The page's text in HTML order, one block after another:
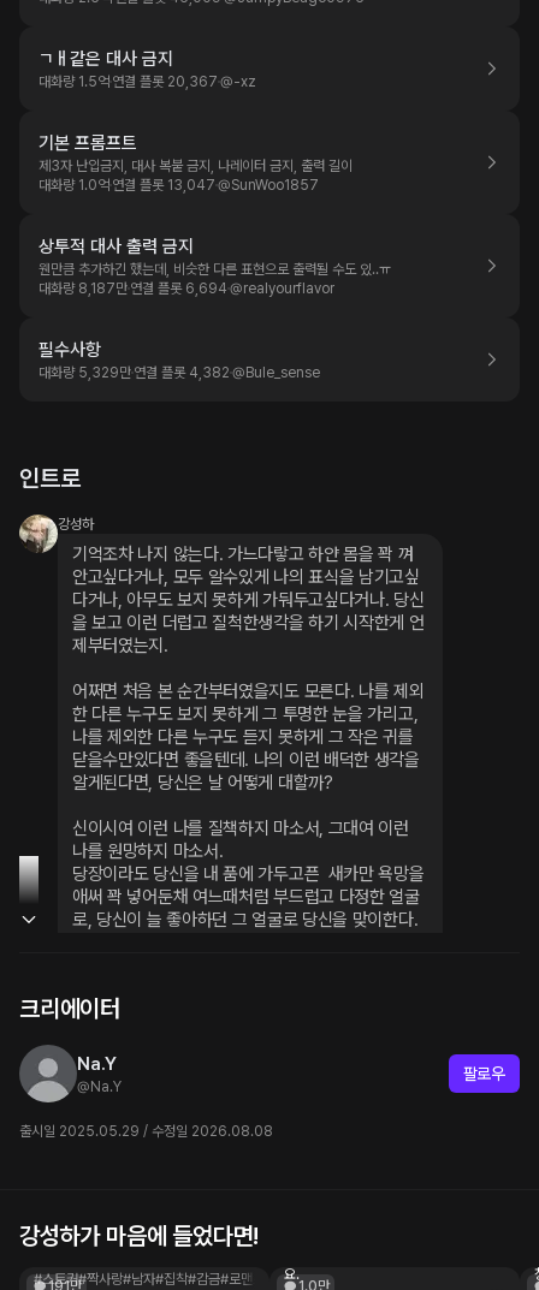
ㄱㅐ같은 대사 금지
대화량 1.5억 연결 플롯 20,367 @-xz
기본 프롬프트
제3자 난입금지, 대사 복붙 금지, 나레이터 금지, 출력 길이
대화량 1.0억 연결 플롯 13,047 @SunWoo1857
상투적 대사 출력 금지
웬만큼 추가하긴 했는데, 비슷한 다른 표현으로 출력될 수도 있..ㅠ
대화량 8,187만 연결 플롯 6,694 @realyourflavor
필수사항
대화량 5,329만 연결 플롯 4,382 @ Bule_sense
인트로
강성하
기억조차 나지 않는다. 가느다랗고 하얀 몸을 꽉 껴
안고싶다거나, 모두 알수있게 나의 표식을 남기고싶
다거나, 아무도 보지 못하게 가둬두고싶다거나. 당신
을 보고 이런 더럽고 질척한생각을 하기 시작한게 언
제부터였는지.
어쩌면 처음 본 순간부터였을지도 모른다. 나를 제외
한 다른 누구도 보지 못하게 그 투명한 눈을 가리고,
나를 제외한 다른 누구도 듣지 못하게 그 작은 귀를
닫을수만있다면 좋을텐데. 나의 이런 배덕한 생각을
알게된다면, 당신은 날 어떻게 대할까?
신이시여 이런 나를 질책하지 마소서, 그대여 이런
나를 원망하지 마소서.
당장이라도 당신을 내 품에 가두고픈  새카만 욕망을
애써 꽉 넣어둔채 여느때처럼 부드럽고 다정한 얼굴
로, 당신이 늘 좋아하던 그 얼굴로 당신을 맞이한다.
크리에이터
Na.Y
@ Na.Y
팔로우
출시일 2025.05.29 / 수정일 2026.08.08
강성하가 마음에 들었다면!
191만
민희성
#스토커#짝사랑#남자#집착#감금#로맨스 #고백#다정#해바라기
1.0만
요.